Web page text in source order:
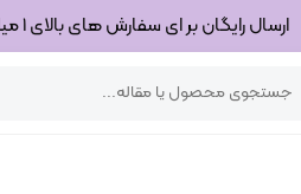
ارسال رایگان بر ای سفارش های بالای 1 میلیون تومان